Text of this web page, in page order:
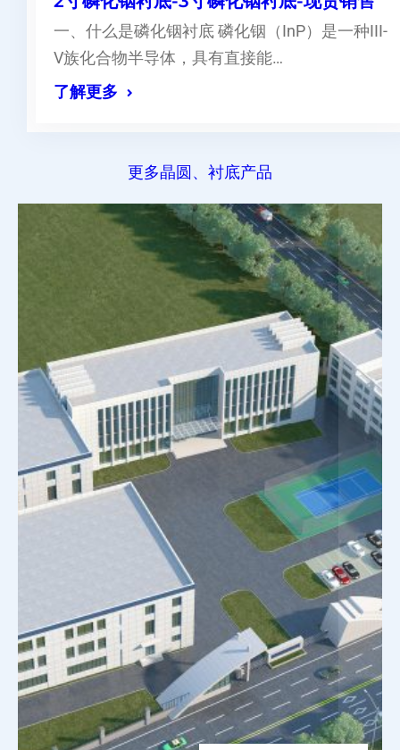
一、什么是磷化铟衬底 磷化铟（InP）是一种III-
V族化合物半导体，具有直接能…
了解更多
更多晶圆、衬底产品